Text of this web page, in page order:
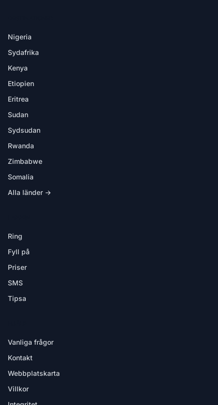
Nigeria
Sydafrika
Kenya
Etiopien
Eritrea
Sudan
Sydsudan
Rwanda
Zimbabwe
Somalia
Alla länder →
Ring
Fyll på
Priser
SMS
Tipsa
Vanliga frågor
Kontakt
Webbplatskarta
Villkor